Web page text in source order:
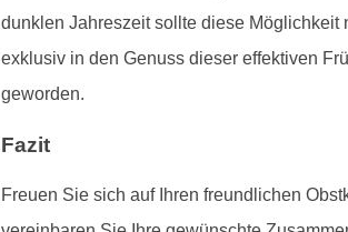
dunklen Jahreszeit sollte diese Möglichkeit
exklusiv in den Genuss dieser effektiven
geworden.
Fazit
Freuen Sie sich auf Ihren freundlichen